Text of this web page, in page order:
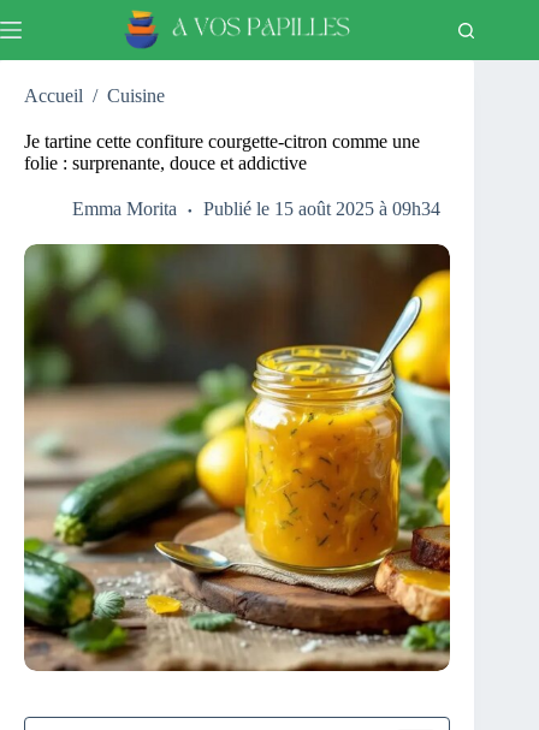
au
Accueil / Cuisine
Je tartine cette confiture courgette‑citron comme une
folie : surprenante, douce et addictive
Emma Morita Publié le 15 août 2025 à 09h34